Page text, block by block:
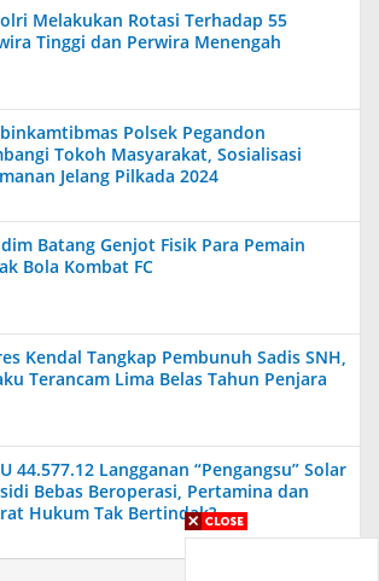
Melakukan Rotasi Terhadap 55
Tinggi dan Perwira Menengah
Polsek Pegandon
Tokoh Masyarakat, Sosialisasi
Jelang Pilkada 2024
Batang Genjot Fisik Para Pemain
Bola Kombat FC
Kendal Tangkap Pembunuh Sadis SNH,
Terancam Lima Belas Tahun Penjara
44.577.12 Langganan “Pengangsu” Solar
Bebas Beroperasi, Pertamina dan
Hukum Tak Bertindak?